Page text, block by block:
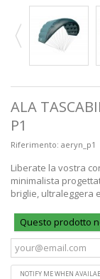
ALA
P1
Riferimento: aeryn_p1
Liberate la vostra
minimalista
briglie, ultraleggera e
Questo prodotto
NOTIFY ME WHEN